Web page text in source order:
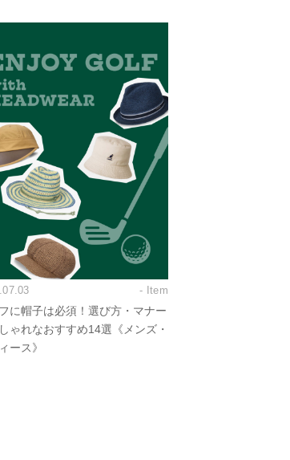
- Item
に帽子は必須！選び方・マナー
ゃれなおすすめ14選《メンズ・
ース》